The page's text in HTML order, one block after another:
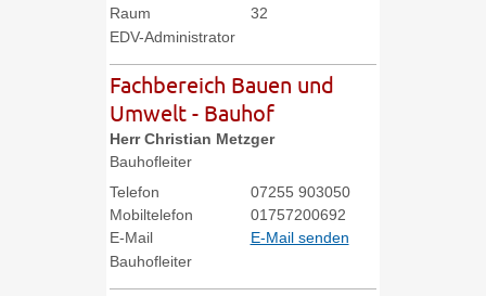
Raum
32
EDV-Administrator
Fachbereich Bauen und
Umwelt - Bauhof
Herr Christian Metzger
Bauhofleiter
Telefon
07255 903050
Mobiltelefon
01757200692
E-Mail
E-Mail senden
Bauhofleiter